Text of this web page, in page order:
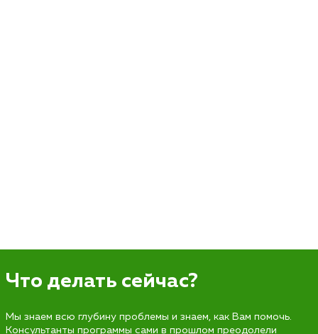
Что делать сейчас?
Мы знаем всю глубину проблемы и знаем, как Вам помочь.
Консультанты программы сами в прошлом преодолели